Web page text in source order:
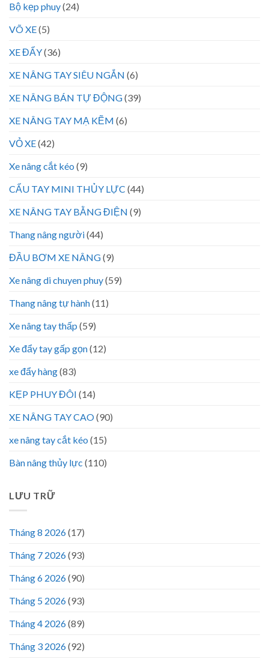
Bộ kẹp phuy(24)
VÕ XE(5)
XE ĐẨY(36)
XE NÂNG TAY SIÊU NGẮN (6)
XE NÂNG BÁN TỰ ĐỘNG(39)
XE NÂNG TAY MẠ KẼM (6)
VỎ XE(42)
Xe nâng cắt kéo (9)
CẨU TAY MINI THỦY LỰC (44)
XE NÂNG TAY BẰNG ĐIỆN (9)
Thang nâng người(44)
ĐẦU BƠM XE NÂNG(9)
Xe nâng di chuyen phuy(59)
Thang nâng tự hành(11)
Xe nâng tay thấp (59)
Xe đẩy tay gấp gọn(12)
xe đẩy hàng(83)
KẸP PHUY ĐÔI (14)
XE NÂNG TAY CAO(90)
xe nâng tay cắt kéo (15)
Bàn nâng thủy lực (110)
LƯU TRỮ
Tháng 8 2026(17)
Tháng 7 2026(93)
Tháng 6 2026(90)
Tháng 5 2026(93)
Tháng 4 2026(89)
Tháng 3 2026(92)